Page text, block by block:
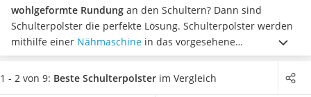
Geldbörse Herren
Knirps-Regenschirm
Periodenunterwäsche
RFID-Schutzkarte
Motorradbrillen
wohlgeformte Rundung an den Schultern? Dann sind
Schulterpolster die perfekte Lösung. Schulterpolster werden
mithilfe einer Nähmaschine in das vorgesehene
Kleidungsstück genäht. Laut gängigen Online-Tests sind die
Polster nicht nur atmungsaktiv, sondern sorgen auch für ein
1 - 2 von 9: Beste Schulterpolster im Vergleich